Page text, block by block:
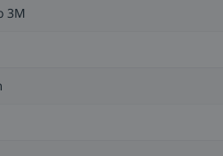
zjednocovanie povrchu, veľkých
a zjednocovanie kovového
zrno 3M™
3M